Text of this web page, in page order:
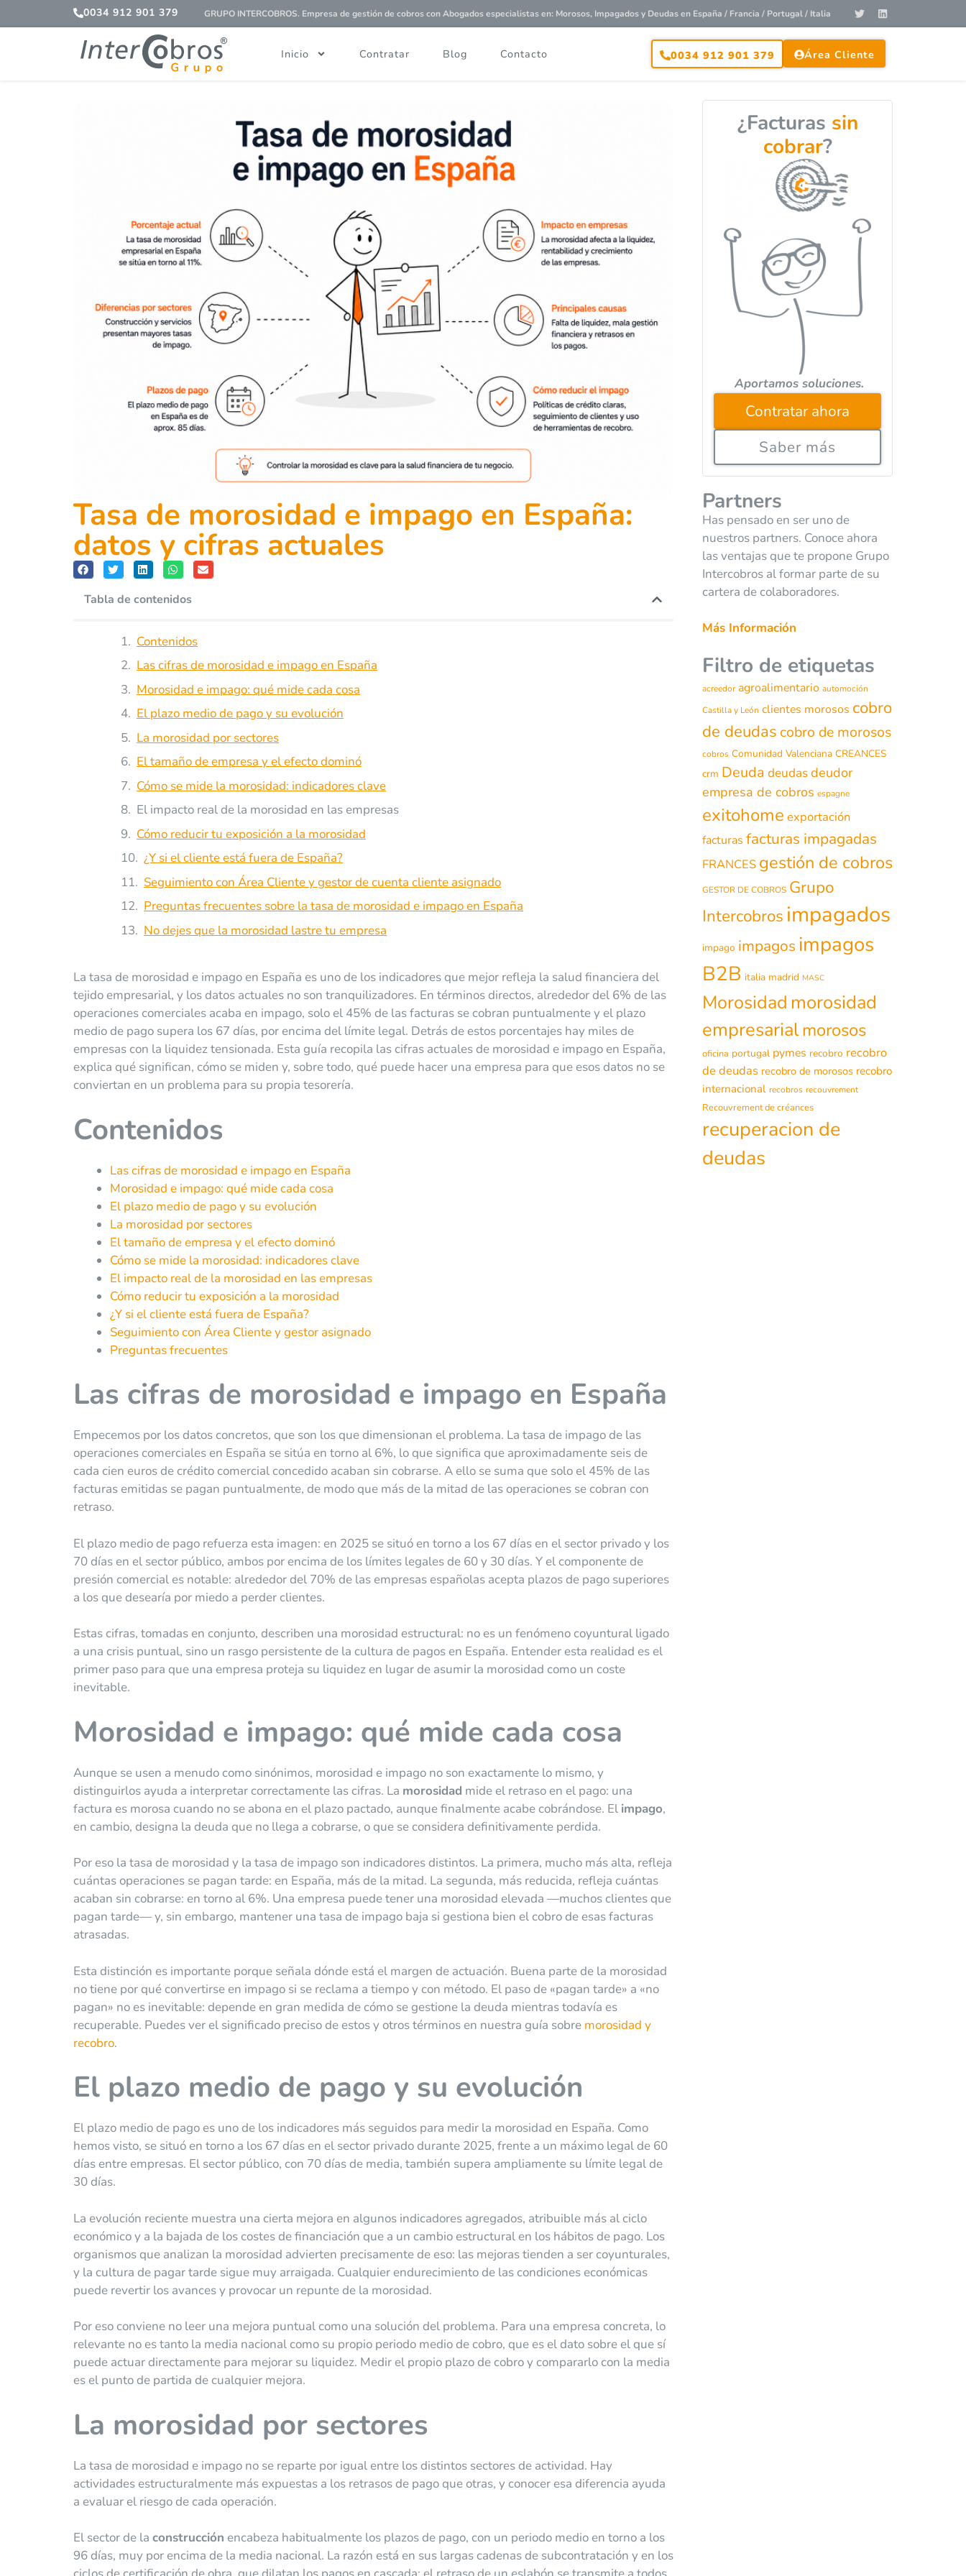
0034 912 901 379 GRUPO INTERCOBROS. Empresa de gestión de cobros conAbogados especialistasen: Morosos, Impagados y Deudas en España / Francia / Portugal / Italia
Inicio Contratar Blog Contacto 0034 912 901 379 Área Cliente
Tasa de morosidad e impago en España:
datos y cifras actuales
Tabla de contenidos
Contenidos
Las cifras de morosidad e impago en España
Morosidad e impago: qué mide cada cosa
El plazo medio de pago y su evolución
La morosidad por sectores
El tamaño de empresa y el efecto dominó
Cómo se mide la morosidad: indicadores clave
El impacto real de la morosidad en las empresas
Cómo reducir tu exposición a la morosidad
¿Y si el cliente está fuera de España?
Seguimiento con Área Cliente y gestor de cuenta cliente asignado
Preguntas frecuentes sobre la tasa de morosidad e impago en España
No dejes que la morosidad lastre tu empresa
La tasa de morosidad e impago en España es uno de los indicadores que mejor refleja la salud financiera del
tejido empresarial, y los datos actuales no son tranquilizadores. En términos directos, alrededor del 6% de las
operaciones comerciales acaba en impago, solo el 45% de las facturas se cobran puntualmente y el plazo
medio de pago supera los 67 días, por encima del límite legal. Detrás de estos porcentajes hay miles de
empresas con la liquidez tensionada. Esta guía recopila las cifras actuales de morosidad e impago en España,
explica qué significan, cómo se miden y, sobre todo, qué puede hacer una empresa para que esos datos no se
conviertan en un problema para su propia tesorería.
Contenidos
Las cifras de morosidad e impago en España
Morosidad e impago: qué mide cada cosa
El plazo medio de pago y su evolución
La morosidad por sectores
El tamaño de empresa y el efecto dominó
Cómo se mide la morosidad: indicadores clave
El impacto real de la morosidad en las empresas
Cómo reducir tu exposición a la morosidad
¿Y si el cliente está fuera de España?
Seguimiento con Área Cliente y gestor asignado
Preguntas frecuentes
Las cifras de morosidad e impago en España
Empecemos por los datos concretos, que son los que dimensionan el problema. La tasa de impago de las
operaciones comerciales en España se sitúa en torno al 6%, lo que significa que aproximadamente seis de
cada cien euros de crédito comercial concedido acaban sin cobrarse. A ello se suma que solo el 45% de las
facturas emitidas se pagan puntualmente, de modo que más de la mitad de las operaciones se cobran con
retraso.
El plazo medio de pago refuerza esta imagen: en 2025 se situó en torno a los 67 días en el sector privado y los
70 días en el sector público, ambos por encima de los límites legales de 60 y 30 días. Y el componente de
presión comercial es notable: alrededor del 70% de las empresas españolas acepta plazos de pago superiores
a los que desearía por miedo a perder clientes.
Estas cifras, tomadas en conjunto, describen una morosidad estructural: no es un fenómeno coyuntural ligado
a una crisis puntual, sino un rasgo persistente de la cultura de pagos en España. Entender esta realidad es el
primer paso para que una empresa proteja su liquidez en lugar de asumir la morosidad como un coste
inevitable.
Morosidad e impago: qué mide cada cosa
Aunque se usen a menudo como sinónimos, morosidad e impago no son exactamente lo mismo, y
distinguirlos ayuda a interpretar correctamente las cifras. La morosidad mide el retraso en el pago: una
factura es morosa cuando no se abona en el plazo pactado, aunque finalmente acabe cobrándose. El impago,
en cambio, designa la deuda que no llega a cobrarse, o que se considera definitivamente perdida.
Por eso la tasa de morosidad y la tasa de impago son indicadores distintos. La primera, mucho más alta, refleja
cuántas operaciones se pagan tarde: en España, más de la mitad. La segunda, más reducida, refleja cuántas
acaban sin cobrarse: en torno al 6%. Una empresa puede tener una morosidad elevada —muchos clientes que
pagan tarde— y, sin embargo, mantener una tasa de impago baja si gestiona bien el cobro de esas facturas
atrasadas.
Esta distinción es importante porque señala dónde está el margen de actuación. Buena parte de la morosidad
no tiene por qué convertirse en impago si se reclama a tiempo y con método. El paso de «pagan tarde» a «no
pagan» no es inevitable: depende en gran medida de cómo se gestione la deuda mientras todavía es
recuperable. Puedes ver el significado preciso de estos y otros términos en nuestra guía sobre morosidad y
recobro.
El plazo medio de pago y su evolución
El plazo medio de pago es uno de los indicadores más seguidos para medir la morosidad en España. Como
hemos visto, se situó en torno a los 67 días en el sector privado durante 2025, frente a un máximo legal de 60
días entre empresas. El sector público, con 70 días de media, también supera ampliamente su límite legal de
30 días.
La evolución reciente muestra una cierta mejora en algunos indicadores agregados, atribuible más al ciclo
económico y a la bajada de los costes de financiación que a un cambio estructural en los hábitos de pago. Los
organismos que analizan la morosidad advierten precisamente de eso: las mejoras tienden a ser coyunturales,
y la cultura de pagar tarde sigue muy arraigada. Cualquier endurecimiento de las condiciones económicas
puede revertir los avances y provocar un repunte de la morosidad.
Por eso conviene no leer una mejora puntual como una solución del problema. Para una empresa concreta, lo
relevante no es tanto la media nacional como su propio periodo medio de cobro, que es el dato sobre el que sí
puede actuar directamente para mejorar su liquidez. Medir el propio plazo de cobro y compararlo con la media
es el punto de partida de cualquier mejora.
La morosidad por sectores
La tasa de morosidad e impago no se reparte por igual entre los distintos sectores de actividad. Hay
actividades estructuralmente más expuestas a los retrasos de pago que otras, y conocer esa diferencia ayuda
a evaluar el riesgo de cada operación.
El sector de la construcción encabeza habitualmente los plazos de pago, con un periodo medio en torno a los
96 días, muy por encima de la media nacional. La razón está en sus largas cadenas de subcontratación y en los
¿Facturas sin
cobrar?
Aportamos soluciones.
Contratar ahora
Saber más
Partners
Has pensado en ser uno de
nuestros partners. Conoce ahora
las ventajas que te propone Grupo
Intercobros al formar parte de su
cartera de colaboradores.
Más Información
Filtro de etiquetas
acreedor agroalimentario automoción
Castilla y León clientes morosos cobro
de deudas cobro de morosos
cobros Comunidad Valenciana CREANCES
crm Deuda deudasdeudor
empresa de cobros espagne
exitohome exportación
facturas facturas impagadas
FRANCES gestión de cobros
GESTOR DE COBROS Grupo
Intercobrosimpagados
impago impagos impagos
B2B italia madrid MASC
Morosidad morosidad
empresarialmorosos
oficina portugal pymes recobro recobro
de deudas recobro de morosos recobro
internacional recobros recouvrement
Recouvrement de créances
recuperacion de
deudas